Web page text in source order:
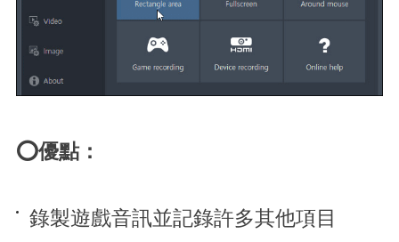
⭕優點：
錄製遊戲音訊並記錄許多其他項目